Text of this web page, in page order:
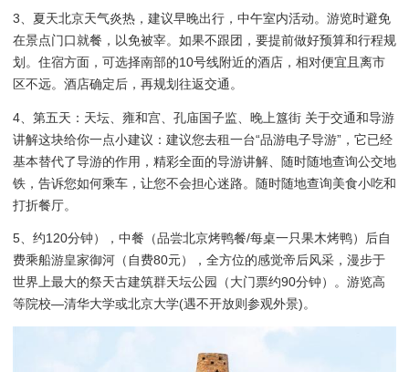
3、夏天北京天气炎热，建议早晚出行，中午室内活动。游览时避免
在景点门口就餐，以免被宰。如果不跟团，要提前做好预算和行程规
划。住宿方面，可选择南部的10号线附近的酒店，相对便宜且离市
区不远。酒店确定后，再规划往返交通。
4、第五天：天坛、雍和宫、孔庙国子监、晚上簋街 关于交通和导游
讲解这块给你一点小建议：建议您去租一台“品游电子导游”，它已经
基本替代了导游的作用，精彩全面的导游讲解、随时随地查询公交地
铁，告诉您如何乘车，让您不会担心迷路。随时随地查询美食小吃和
打折餐厅。
5、约120分钟），中餐（品尝北京烤鸭餐/每桌一只果木烤鸭）后自
费乘船游皇家御河（自费80元），全方位的感觉帝后风采，漫步于
世界上最大的祭天古建筑群天坛公园（大门票约90分钟）。游览高
等院校—清华大学或北京大学(遇不开放则参观外景)。